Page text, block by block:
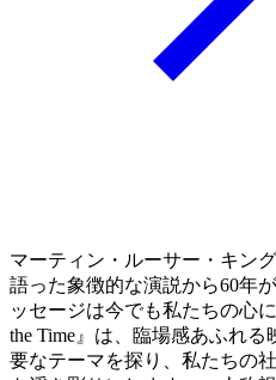
マーティン・ルーサー・キン
語った象徴的な演説から60年
ッセージは今でも私たちの心
the Time』は、臨場感あふれ
要なテーマを探り、私たちの